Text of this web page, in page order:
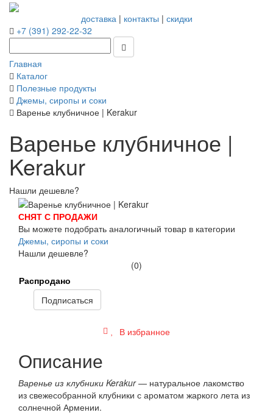
доставка| контакты | скидки
+7 (391) 292-22-32
Главная
Каталог
Полезные продукты
Джемы, сиропы и соки
Варенье клубничное | Kerakur
Варенье клубничное |
Kerakur
Нашли дешевле?
СНЯТ С ПРОДАЖИ
Вы можете подобрать аналогичный товар в категории
Джемы, сиропы и соки
Нашли дешевле?
(0)
Распродано
Подписаться
В избранное
Описание
Варенье из клубники Kerakur— натуральное лакомство
из свежесобранной клубники с ароматом жаркого лета из
солнечной Армении.